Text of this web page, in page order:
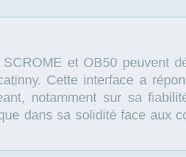
et OB50 peuvent
Cette interface a
notamment sur sa
dans sa solidité face aux